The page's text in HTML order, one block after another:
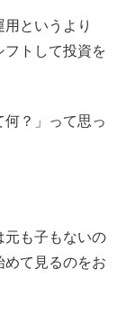
というより
フトして投資を
？」って思っ
元も子もないの
めて見るのをお